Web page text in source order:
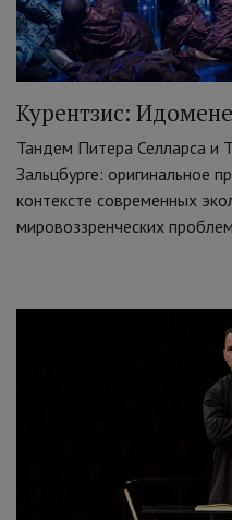
Курентзис:
Тандем Питера Селларса и
Зальцбурге: оригинальное
контексте современных
мировоззренческих проблем